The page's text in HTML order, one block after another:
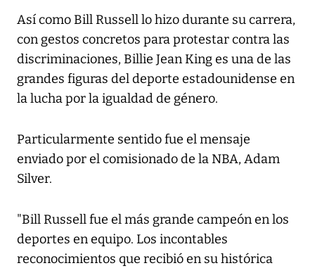
Así como Bill Russell lo hizo durante su carrera,
con gestos concretos para protestar contra las
discriminaciones, Billie Jean King es una de las
grandes figuras del deporte estadounidense en
la lucha por la igualdad de género.
Particularmente sentido fue el mensaje
enviado por el comisionado de la NBA, Adam
Silver.
"Bill Russell fue el más grande campeón en los
deportes en equipo. Los incontables
reconocimientos que recibió en su histórica